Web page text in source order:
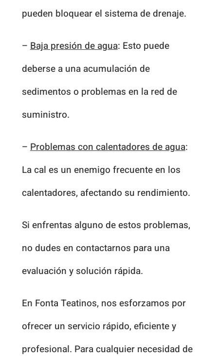
pueden bloquear el sistema de drenaje.
– Baja presión de agua: Esto puede
deberse a una acumulación de
sedimentos o problemas en la red de
suministro.
– Problemas con calentadores de agua:
La cal es un enemigo frecuente en los
calentadores, afectando su rendimiento.
Si enfrentas alguno de estos problemas,
no dudes en contactarnos para una
evaluación y solución rápida.
En Fonta Teatinos, nos esforzamos por
ofrecer un servicio rápido, eficiente y
profesional. Para cualquier necesidad de